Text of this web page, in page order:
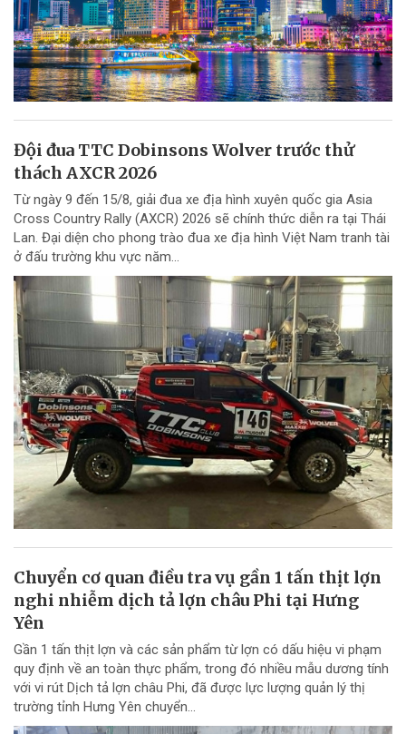
Đội đua TTC Dobinsons Wolver trước thử
thách AXCR 2026
Từ ngày 9 đến 15/8, giải đua xe địa hình xuyên quốc gia Asia
Cross Country Rally (AXCR) 2026 sẽ chính thức diễn ra tại Thái
Lan. Đại diện cho phong trào đua xe địa hình Việt Nam tranh tài
ở đấu trường khu vực năm...
Chuyển cơ quan điều tra vụ gần 1 tấn thịt lợn
nghi nhiễm dịch tả lợn châu Phi tại Hưng
Yên
Gần 1 tấn thịt lợn và các sản phẩm từ lợn có dấu hiệu vi phạm
quy định về an toàn thực phẩm, trong đó nhiều mẫu dương tính
với vi rút Dịch tả lợn châu Phi, đã được lực lượng quản lý thị
trường tỉnh Hưng Yên chuyển...